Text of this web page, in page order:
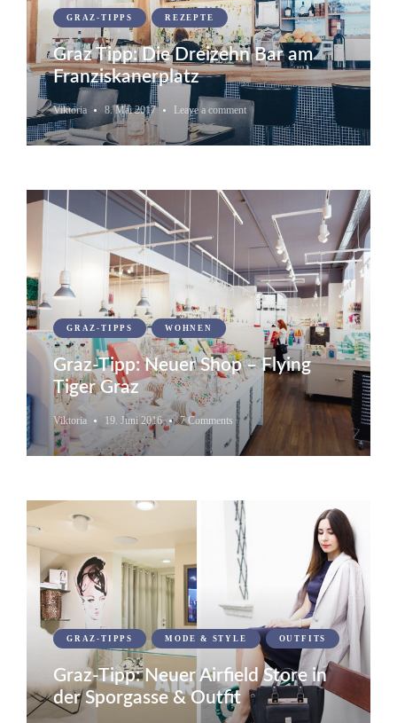
GRAZ-TIPPS REZEPTE
Graz Tipp: Die Dreizehn Bar am
Franziskanerplatz
Viktoria 8. Mai 2017 Leave a comment
GRAZ-TIPPS WOHNEN
Graz-Tipp: Neuer Shop – Flying
Tiger Graz
Viktoria 19. Juni 2016 7 Comments
GRAZ-TIPPS MODE & STYLE OUTFITS
Graz-Tipp: Neuer Airfield Store in
der Sporgasse & Outfit